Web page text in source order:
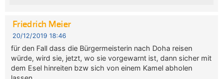
Friedrich Meier
20/12/2019 18:46
für den Fall dass die Bürgermeisterin nach Doha reisen
würde, wird sie, jetzt, wo sie vorgewarnt ist, dann sicher mit
dem Esel hinreiten bzw sich von einem Kamel abholen